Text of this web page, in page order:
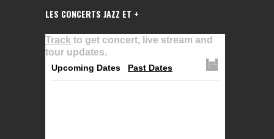
LES CONCERTS JAZZ ET +
Track to get concert, live stream and
tour updates.
Upcoming Dates Past Dates